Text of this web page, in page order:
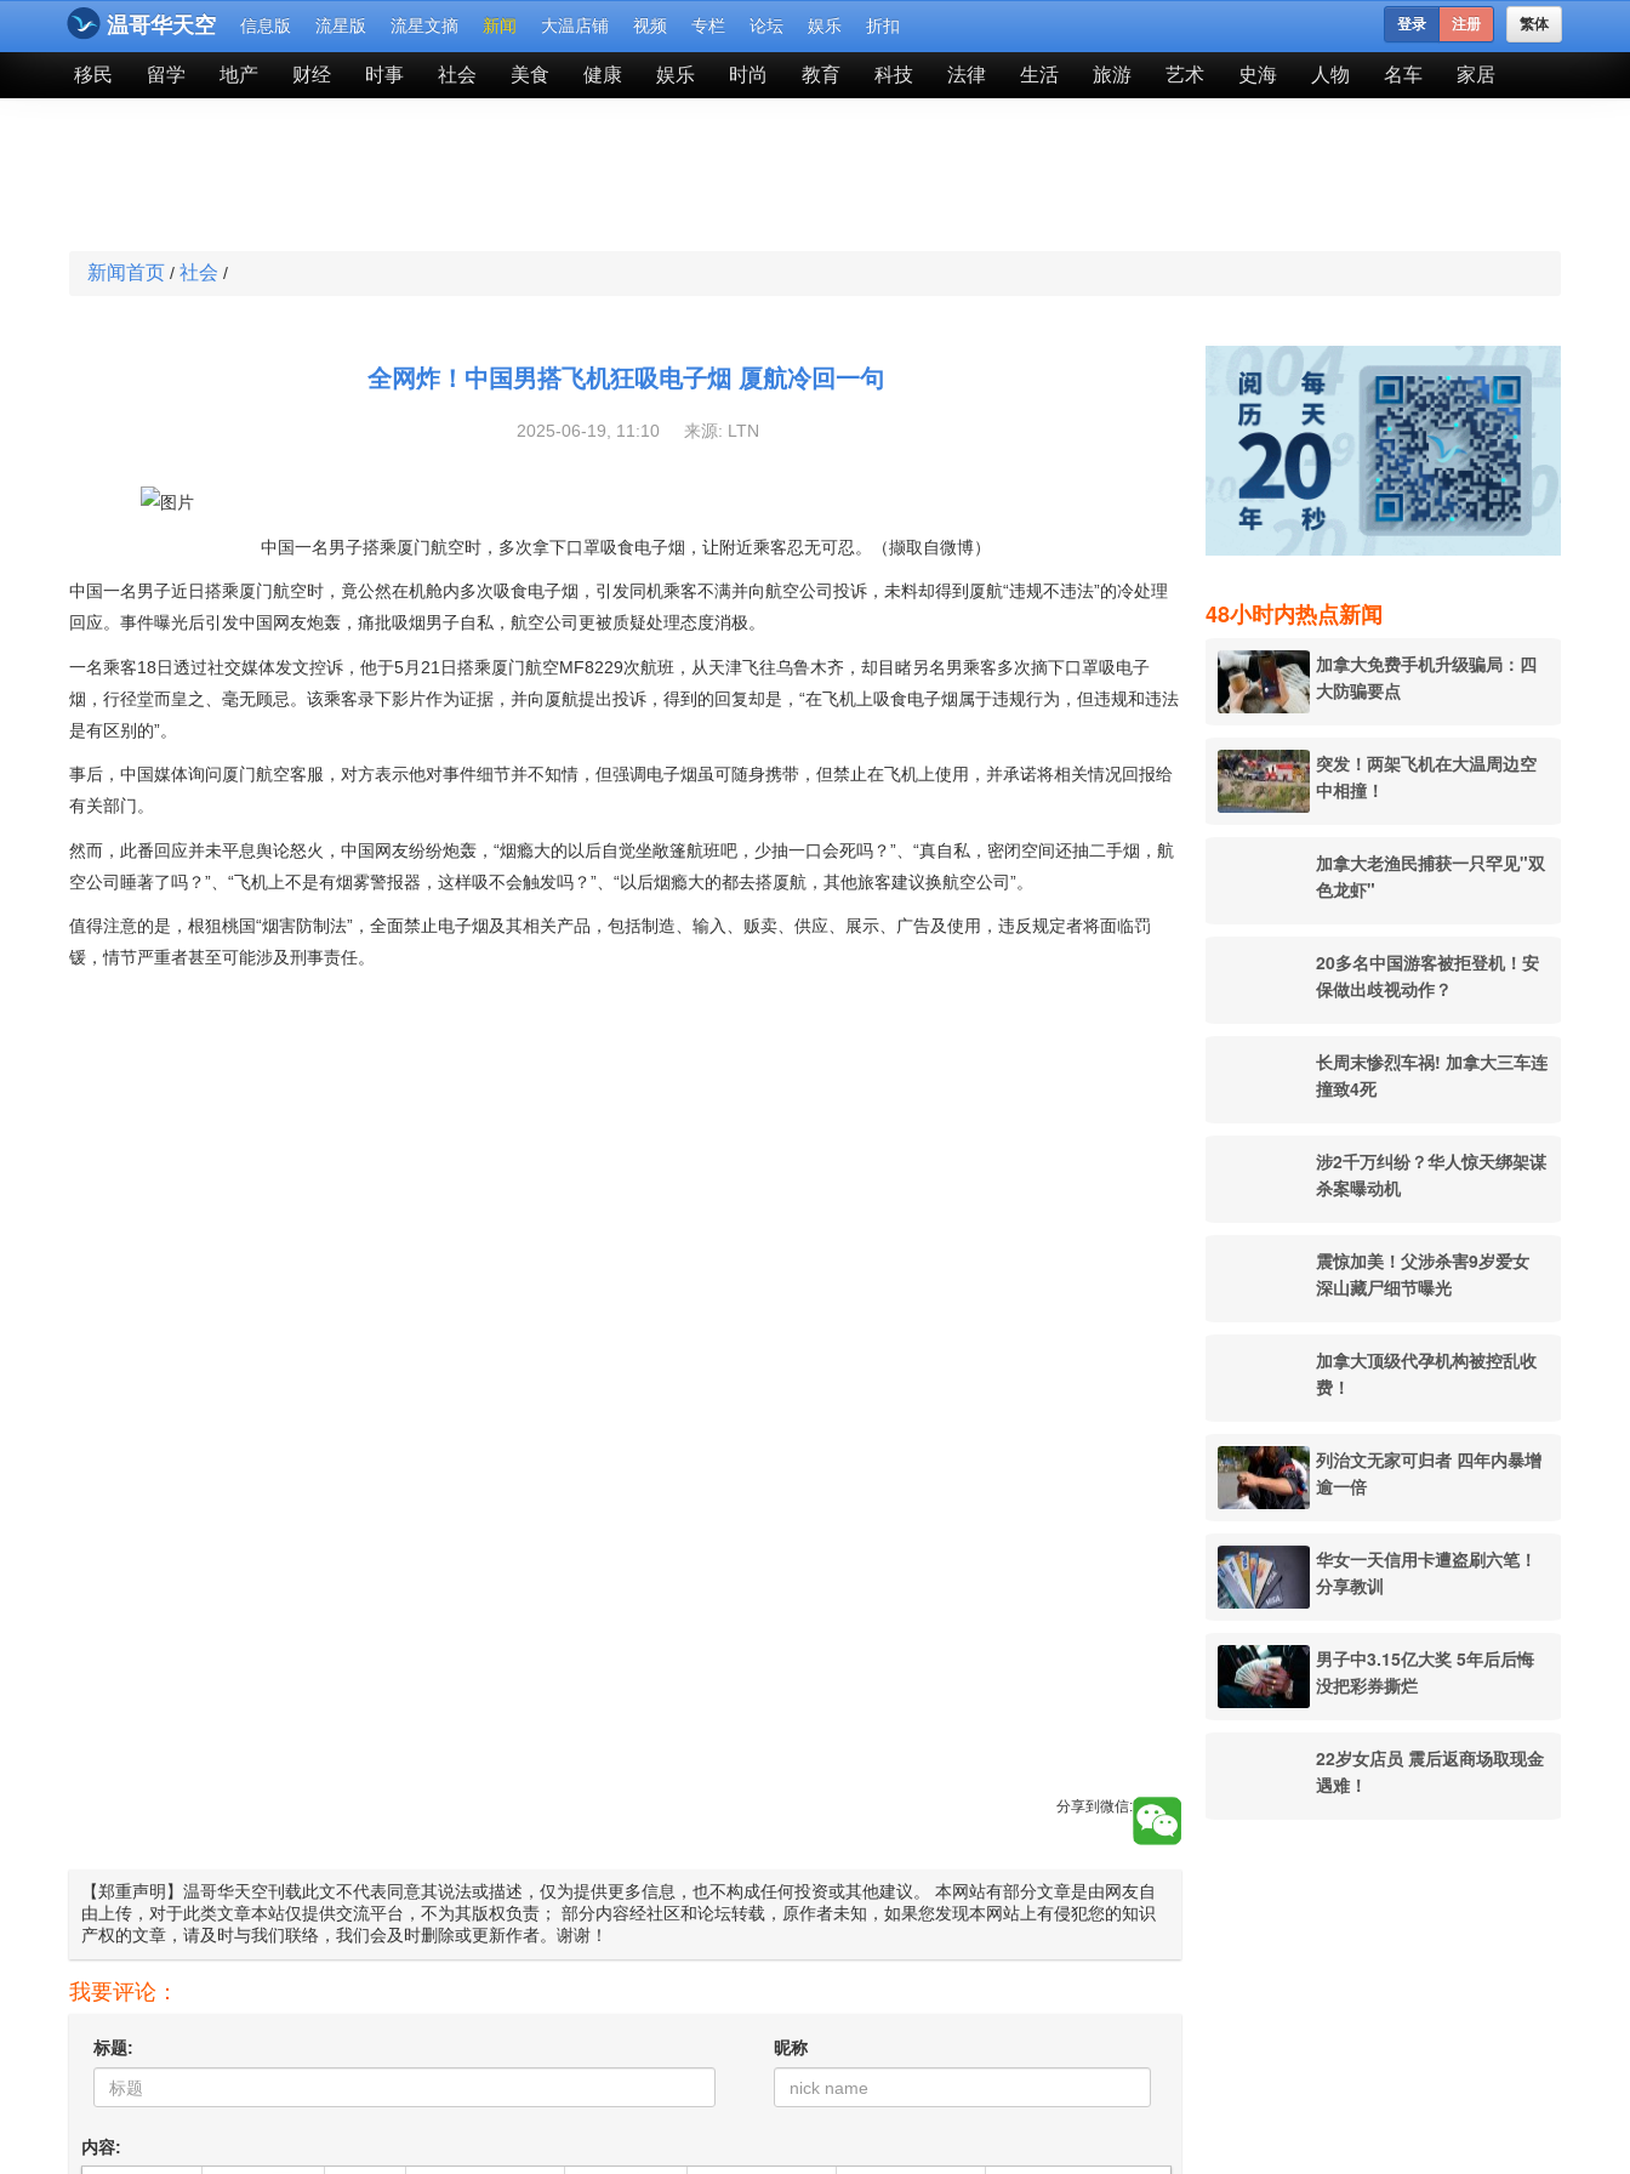
温哥华天空 信息版 流星版 流星文摘 新闻 大温店铺 视频 专栏 论坛 娱乐 折扣 繁体
登录 注册
移民 留学 地产 财经 时事 社会 美食 健康 娱乐 时尚 教育 科技 法律 生活 旅游 艺术 史海 人物 名车 家居
新闻首页 / 社会 /
全网炸！中国男搭飞机狂吸电子烟 厦航冷回一句
2025-06-19, 11:10 来源: LTN
中国一名男子搭乘厦门航空时，多次拿下口罩吸食电子烟，让附近乘客忍无可忍。（撷取自微博）
中国一名男子近日搭乘厦门航空时，竟公然在机舱内多次吸食电子烟，引发同机乘客不满并向航空公司投诉，未料却得到厦航“违规不违法”的冷处理
回应。事件曝光后引发中国网友炮轰，痛批吸烟男子自私，航空公司更被质疑处理态度消极。
一名乘客18日透过社交媒体发文控诉，他于5月21日搭乘厦门航空MF8229次航班，从天津飞往乌鲁木齐，却目睹另名男乘客多次摘下口罩吸电子
烟，行径堂而皇之、毫无顾忌。该乘客录下影片作为证据，并向厦航提出投诉，得到的回复却是，“在飞机上吸食电子烟属于违规行为，但违规和违法
是有区别的”。
事后，中国媒体询问厦门航空客服，对方表示他对事件细节并不知情，但强调电子烟虽可随身携带，但禁止在飞机上使用，并承诺将相关情况回报给
有关部门。
然而，此番回应并未平息舆论怒火，中国网友纷纷炮轰，“烟瘾大的以后自觉坐敞篷航班吧，少抽一口会死吗？”、“真自私，密闭空间还抽二手烟，航
空公司睡著了吗？”、“飞机上不是有烟雾警报器，这样吸不会触发吗？”、“以后烟瘾大的都去搭厦航，其他旅客建议换航空公司”。
值得注意的是，根狙桃国“烟害防制法”，全面禁止电子烟及其相关产品，包括制造、输入、贩卖、供应、展示、广告及使用，违反规定者将面临罚
锾，情节严重者甚至可能涉及刑事责任。
分享到微信:
【郑重声明】温哥华天空刊载此文不代表同意其说法或描述，仅为提供更多信息，也不构成任何投资或其他建议。 本网站有部分文章是由网友自
由上传，对于此类文章本站仅提供交流平台，不为其版权负责； 部分内容经社区和论坛转载，原作者未知，如果您发现本网站上有侵犯您的知识
产权的文章，请及时与我们联络，我们会及时删除或更新作者。谢谢！
我要评论：
标题: 昵称
内容:
48小时内热点新闻
加拿大免费手机升级骗局：四
大防骗要点
突发！两架飞机在大温周边空
中相撞！
加拿大老渔民捕获一只罕见"双
色龙虾"
20多名中国游客被拒登机！安
保做出歧视动作？
长周末惨烈车祸! 加拿大三车连
撞致4死
涉2千万纠纷？华人惊天绑架谋
杀案曝动机
震惊加美！父涉杀害9岁爱女
深山藏尸细节曝光
加拿大顶级代孕机构被控乱收
费！
列治文无家可归者 四年内暴增
逾一倍
华女一天信用卡遭盗刷六笔！
分享教训
男子中3.15亿大奖 5年后后悔
没把彩券撕烂
22岁女店员 震后返商场取现金
遇难！